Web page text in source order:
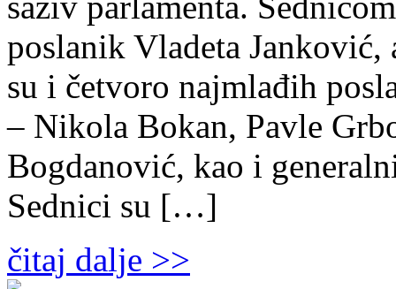
poslanik Vladeta Janković,
su i četvoro najmlađih
– Nikola Bokan, Pavle
Bogdanović, kao i
Sednici su […]
čitaj dalje >>